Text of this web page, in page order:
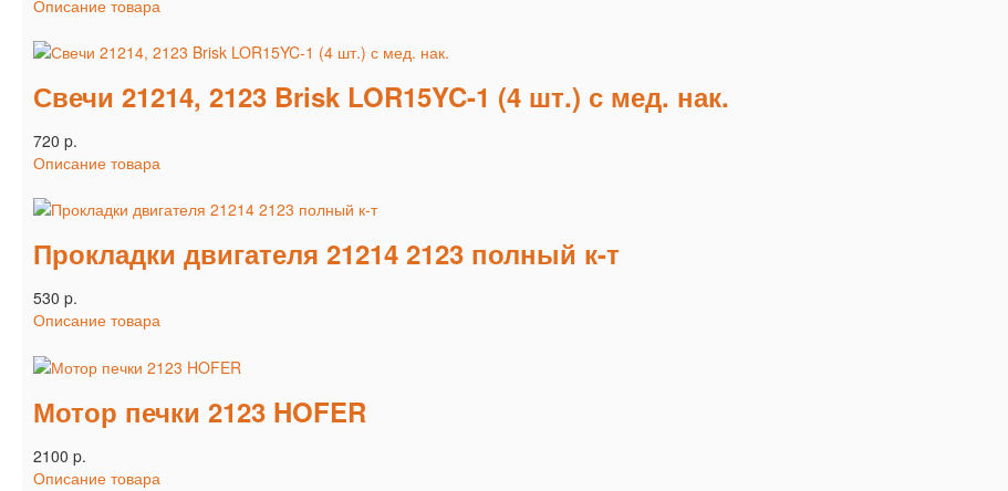
Описание товара
Свечи 21214, 2123 Brisk LOR15YC-1 (4 шт.) с мед. нак.
720 p.
Описание товара
Прокладки двигателя 21214 2123 полный к-т
530 p.
Описание товара
Мотор печки 2123 HOFER
2100 p.
Описание товара